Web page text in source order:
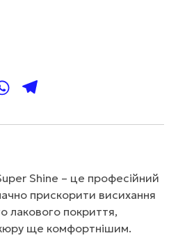
Shine – це професійний
прискорити висихання
лакового покриття,
ще комфортнішим.